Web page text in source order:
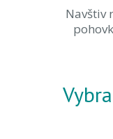
Navštiv